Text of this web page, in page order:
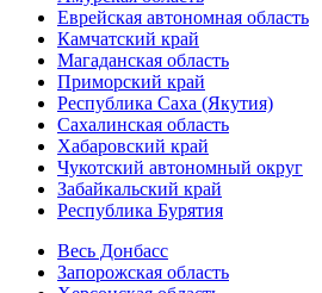
Еврейская автономная область
Камчатский край
Магаданская область
Приморский край
Республика Саха (Якутия)
Сахалинская область
Хабаровский край
Чукотский автономный округ
Забайкальский край
Республика Бурятия
Весь Донбасс
Запорожская область